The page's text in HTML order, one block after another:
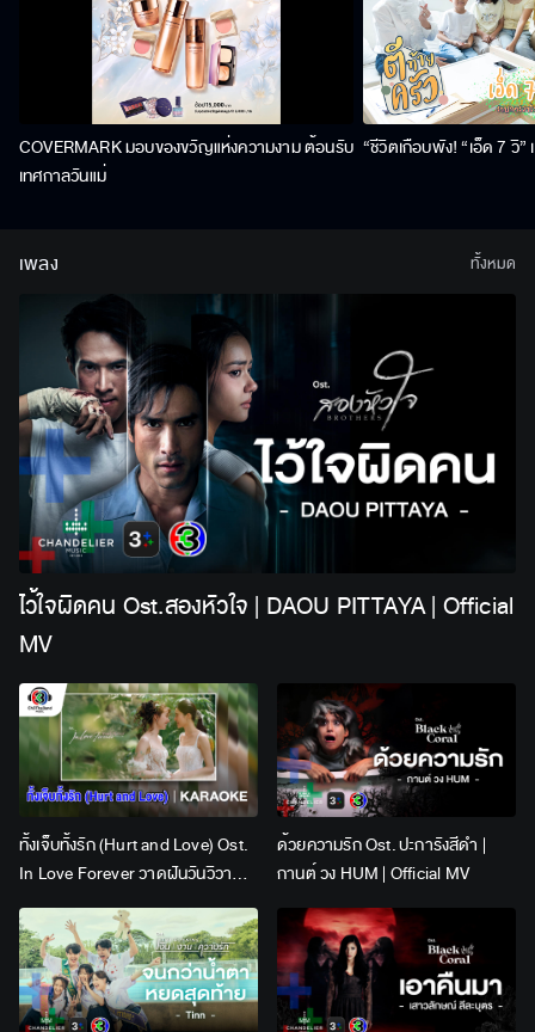
COVERMARK มอบของขวัญแห่งความงาม ต้อนรับ
เทศกาลวันแม่
“ชีวิตเกือบพัง! “เอ็ด 7 วิ
เพลง
ไว้ใจผิดคน Ost.สองหัวใจ | DAOU PITTAYA | Official
MV
ทั้งเจ็บทั้งรัก (Hurt and Love) Ost.
In Love Forever วาดฝันวันวิวาห์ |
Lingling Kwong x Orm
Kornnaphat | Official Karaoke
ด้วยความรัก Ost. ปะการังสีดำ |
กานต์ วง HUM | Official MV
ทั้งหมด